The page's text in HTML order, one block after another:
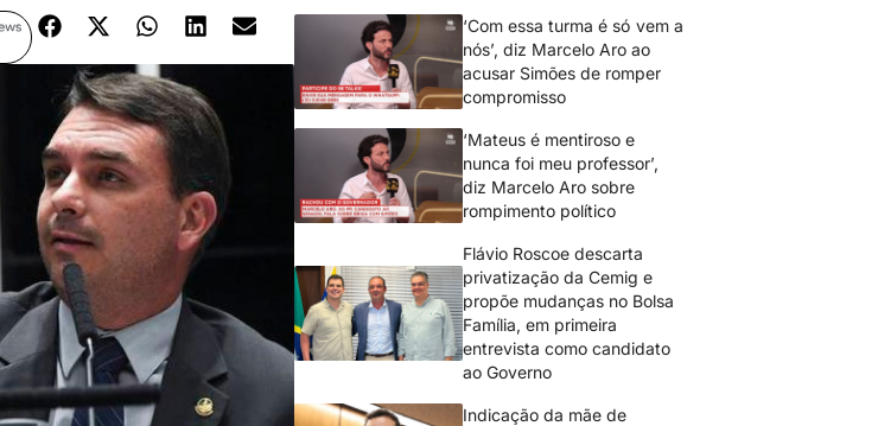
‘Com essa turma é só vem a
nós’, diz Marcelo Aro ao
acusar Simões de romper
compromisso
‘Mateus é mentiroso e
nunca foi meu professor’,
diz Marcelo Aro sobre
rompimento político
Flávio Roscoe descarta
privatização da Cemig e
propõe mudanças no Bolsa
Família, em primeira
entrevista como candidato
ao Governo
Indicação da mãe de